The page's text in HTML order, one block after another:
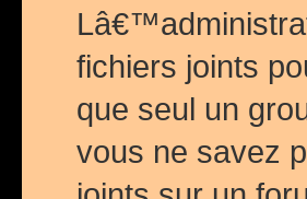
fichiers joints
que seul un
vous ne savez